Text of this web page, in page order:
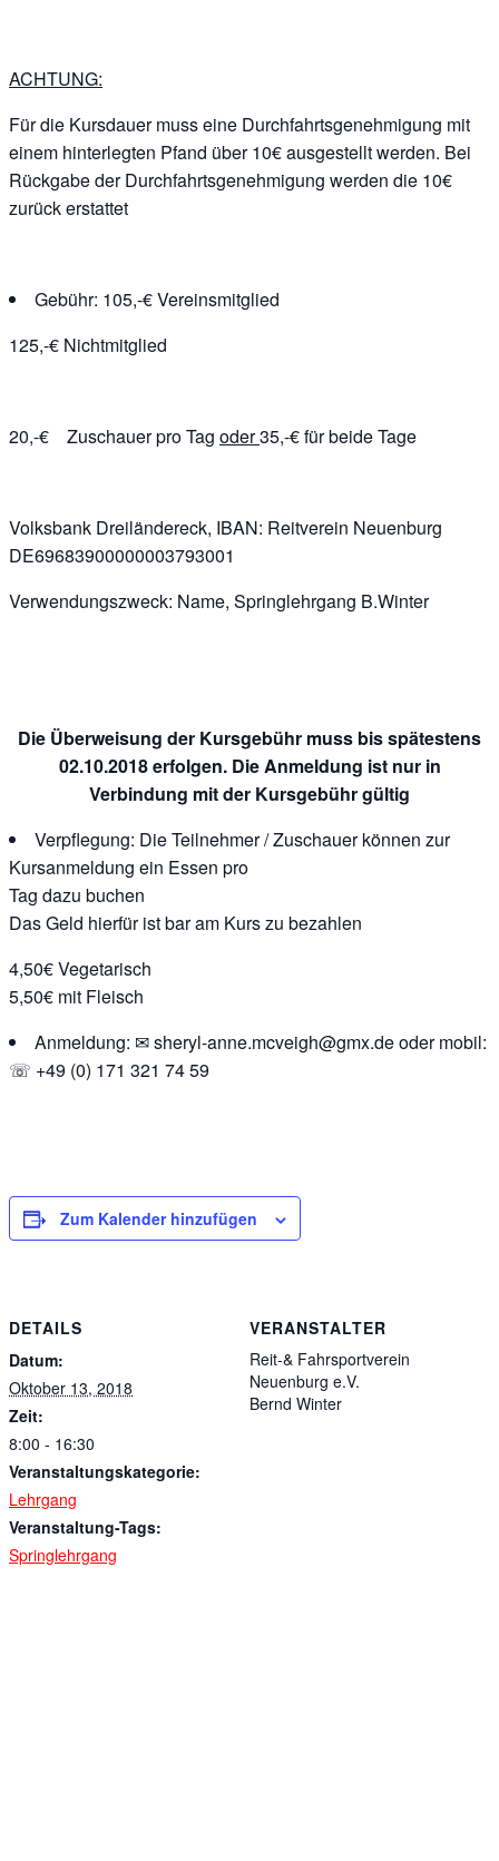
ACHTUNG:
Für die Kursdauer muss eine Durchfahrtsgenehmigung mit
einem hinterlegten Pfand über 10€ ausgestellt werden. Bei
Rückgabe der Durchfahrtsgenehmigung werden die 10€
zurück erstattet
Gebühr: 105,-€ Vereinsmitglied
125,-€ Nichtmitglied
20,-€ Zuschauer pro Tag oder35,-€ für beide Tage
Volksbank Dreiländereck, IBAN: Reitverein Neuenburg
DE69683900000003793001
Verwendungszweck: Name, Springlehrgang B.Winter
Die Überweisung der Kursgebühr muss bis spätestens
02.10.2018 erfolgen. Die Anmeldung ist nur in
Verbindung mit der Kursgebühr gültig
Verpflegung: Die Teilnehmer / Zuschauer können zur
Kursanmeldung ein Essen pro
Tag dazu buchen
Das Geld hierfür ist bar am Kurs zu bezahlen
4,50€ Vegetarisch
5,50€ mit Fleisch
Anmeldung: ✉ sheryl-anne.mcveigh@gmx.de oder mobil:
☏ +49 (0) 171 321 74 59
Zum Kalender hinzufügen
DETAILS
Datum:
Oktober 13, 2018
Zeit:
8:00 - 16:30
Veranstaltungskategorie:
Lehrgang
Veranstaltung-Tags:
Springlehrgang
VERANSTALTER
Reit-& Fahrsportverein
Neuenburg e.V.
Bernd Winter